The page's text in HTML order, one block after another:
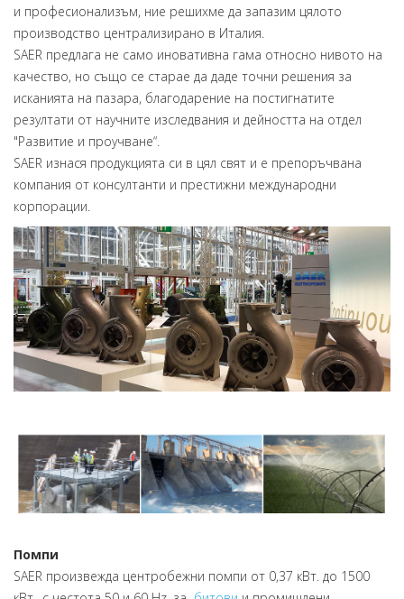
и професионализъм, ние решихме да запазим цялото
производство централизирано в Италия.
SAER предлага не само иновативна гама относно нивото на
качество, но също се старае да даде точни решения за
исканията на пазара, благодарение на постигнатите
резултати от научните изследвания и дейността на отдел
"Развитие и проучване“.
SAER изнася продукцията си в цял свят и е препоръчвана
компания от консултанти и престижни международни
корпорации.
Помпи
SAER произвежда центробежни помпи от 0,37 кВт. до 1500